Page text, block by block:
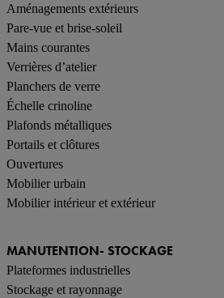
Aménagements extérieurs
Pare-vue et brise-soleil
Mains courantes
Verrières d’atelier
Planchers de verre
Échelle crinoline
Plafonds métalliques
Portails et clôtures
Ouvertures
Mobilier urbain
Mobilier intérieur et extérieur
MANUTENTION- STOCKAGE
Plateformes industrielles
Stockage et rayonnage